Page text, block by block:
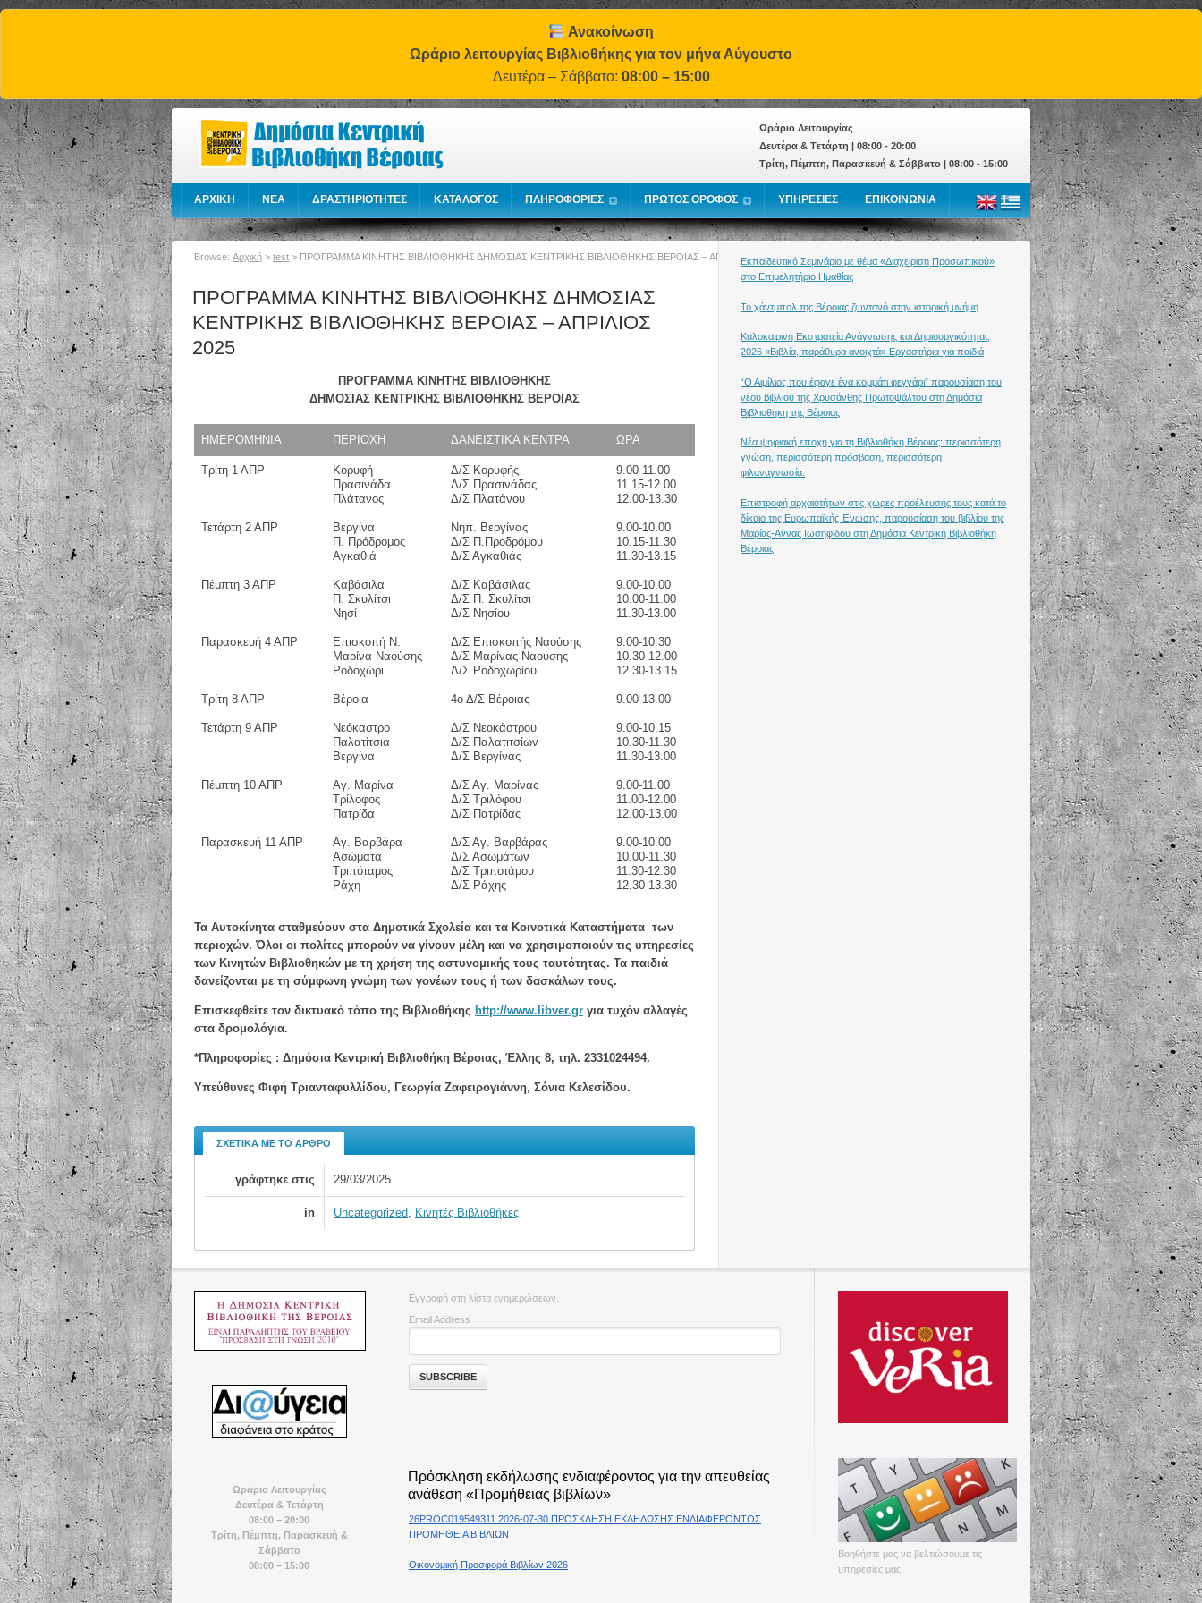
Ανακοίνωση
Ωράριο λειτουργίας Βιβλιοθήκης για τον μήνα Αύγουστο
Δευτέρα – Σάββατο: 08:00 – 15:00
Ωράριο Λειτουργίας
Δευτέρα & Tετάρτη | 08:00 - 20:00
Τρίτη, Πέμπτη, Παρασκευή & Σάββατο | 08:00 - 15:00
ΑΡΧΙΚΗ NEA ΔΡΑΣΤΗΡΙΟΤΗΤΕΣ ΚΑΤΑΛΟΓΟΣ ΠΛΗΡΟΦΟΡΙΕΣ ΠΡΩΤΟΣ ΟΡΟΦΟΣ ΥΠΗΡΕΣΙΕΣ ΕΠΙΚΟΙΝΩΝΙΑ
Browse: Αρχική > test > ΠΡΟΓΡΑΜΜΑ ΚΙΝΗΤΗΣ ΒΙΒΛΙΟΘΗΚΗΣ ΔΗΜΟΣΙΑΣ ΚΕΝΤΡΙΚΗΣ ΒΙΒΛΙΟΘΗΚΗΣ ΒΕΡΟΙΑΣ – ΑΠΡΙΛΙΟΣ 2025
ΠΡΟΓΡΑΜΜΑ ΚΙΝΗΤΗΣ ΒΙΒΛΙΟΘΗΚΗΣ ΔΗΜΟΣΙΑΣ
ΚΕΝΤΡΙΚΗΣ ΒΙΒΛΙΟΘΗΚΗΣ ΒΕΡΟΙΑΣ – ΑΠΡΙΛΙΟΣ
2025
ΠΡΟΓΡΑΜΜΑ ΚΙΝΗΤΗΣ ΒΙΒΛΙΟΘΗΚΗΣ
ΔΗΜΟΣΙΑΣ ΚΕΝΤΡΙΚΗΣ ΒΙΒΛΙΟΘΗΚΗΣ ΒΕΡΟΙΑΣ
ΗΜΕΡΟΜΗΝΙΑ ΠΕΡΙΟΧΗ ΔΑΝΕΙΣΤΙΚΑ ΚΕΝΤΡΑ ΩΡΑ
Τρίτη 1 ΑΠΡ
Κορυφή
Πρασινάδα
Πλάτανος
Δ/Σ Κορυφής
Δ/Σ Πρασινάδας
Δ/Σ Πλατάνου
9.00-11.00
11.15-12.00
12.00-13.30
Τετάρτη 2 ΑΠΡ
Βεργίνα
Π. Πρόδρομος
Αγκαθιά
Νηπ. Βεργίνας
Δ/Σ Π.Προδρόμου
Δ/Σ Αγκαθιάς
9.00-10.00
10.15-11.30
11.30-13.15
Πέμπτη 3 ΑΠΡ
Καβάσιλα
Π. Σκυλίτσι
Νησί
Δ/Σ Καβάσιλας
Δ/Σ Π. Σκυλίτσι
Δ/Σ Νησίου
9.00-10.00
10.00-11.00
11.30-13.00
Παρασκευή 4 ΑΠΡ
Επισκοπή Ν.
Μαρίνα Ναούσης
Ροδοχώρι
Δ/Σ Επισκοπής Ναούσης
Δ/Σ Μαρίνας Ναούσης
Δ/Σ Ροδοχωρίου
9.00-10.30
10.30-12.00
12.30-13.15
Τρίτη 8 ΑΠΡ Βέροια 4ο Δ/Σ Βέροιας 9.00-13.00
Τετάρτη 9 ΑΠΡ
Νεόκαστρο
Παλατίτσια
Βεργίνα
Δ/Σ Νεοκάστρου
Δ/Σ Παλατιτσίων
Δ/Σ Βεργίνας
9.00-10.15
10.30-11.30
11.30-13.00
Πέμπτη 10 ΑΠΡ
Αγ. Μαρίνα
Τρίλοφος
Πατρίδα
Δ/Σ Αγ. Μαρίνας
Δ/Σ Τριλόφου
Δ/Σ Πατρίδας
9.00-11.00
11.00-12.00
12.00-13.00
Παρασκευή 11 ΑΠΡ
Αγ. Βαρβάρα
Ασώματα
Τριπόταμος
Ράχη
Δ/Σ Αγ. Βαρβάρας
Δ/Σ Ασωμάτων
Δ/Σ Τριποτάμου
Δ/Σ Ράχης
9.00-10.00
10.00-11.30
11.30-12.30
12.30-13.30
Τα Αυτοκίνητα σταθμεύουν στα Δημοτικά Σχολεία και τα Κοινοτικά Καταστήματα των
περιοχών. Όλοι οι πολίτες μπορούν να γίνουν μέλη και να χρησιμοποιούν τις υπηρεσίες
των Κινητών Βιβλιοθηκών με τη χρήση της αστυνομικής τους ταυτότητας. Τα παιδιά
δανείζονται με τη σύμφωνη γνώμη των γονέων τους ή των δασκάλων τους.
Επισκεφθείτε τον δικτυακό τόπο της Βιβλιοθήκης http://www. libver.gr για τυχόν αλλαγές
στα δρομολόγια.
*Πληροφορίες : Δημόσια Κεντρική Βιβλιοθήκη Βέροιας, Έλλης 8, τηλ. 2331024494.
Υπεύθυνες Φιφή Τριανταφυλλίδου, Γεωργία Ζαφειρογιάννη, Σόνια Κελεσίδου.
ΣΧΕΤΙΚΆ ΜΕ ΤΟ ΆΡΘΡΟ
γράφτηκε στις 29/03/2025
in Uncategorized, Κινητές Βιβλιοθήκες
Εκπαιδευτικό Σεμινάριο με θέμα «Διαχείριση Προσωπικού»
στο Επιμελητήριο Ημαθίας
Το χάντμπολ της Βέροιας ζωντανό στην ιστορική μνήμη
Καλοκαιρινή Εκστρατεία Ανάγνωσης και Δημιουργικότητας
2026 «Βιβλία, παράθυρα ανοιχτά» Εργαστήρια για παιδιά
“Ο Αιμίλιος που έφαγε ένα κομμάτι φεγγάρι” παρουσίαση του
νέου βιβλίου της Χρυσάνθης Πρωτοψάλτου στη Δημόσια
Βιβλιοθήκη της Βέροιας
Νέα ψηφιακή εποχή για τη Βιβλιοθήκη Βέροιας: περισσότερη
γνώση, περισσότερη πρόσβαση, περισσότερη
φιλαναγνωσία.
Επιστροφή αρχαιοτήτων στις χώρες προέλευσής τους κατά το
δίκαιο της Ευρωπαϊκής Ένωσης, παρουσίαση του βιβλίου της
Μαρίας-Άννας Ιωσηφίδου στη Δημόσια Κεντρική Βιβλιοθήκη
Βέροιας
Ωράριο Λειτουργίας
Δευτέρα & Τετάρτη
08:00 – 20:00
Τρίτη, Πέμπτη, Παρασκευή &
Σάββατο
08:00 – 15:00
Εγγραφή στη λίστα ενημερώσεων.
Email Address
Πρόσκληση εκδήλωσης ενδιαφέροντος για την απευθείας
ανάθεση «Προμήθειας βιβλίων»
26PROC019549311 2026-07-30 ΠΡΟΣΚΛΗΣΗ ΕΚΔΗΛΩΣΗΣ ΕΝΔΙΑΦΕΡΟΝΤΟΣ
ΠΡΟΜΗΘΕΙΑ ΒΙΒΛΙΩΝ
Οικονομική Προσφορά Βιβλίων 2026
Βοηθήστε μας να βελτιώσουμε τις
υπηρεσίες μας